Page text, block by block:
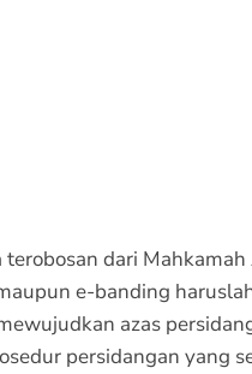
terobosan dari
e-banding
azas
persidangan yang